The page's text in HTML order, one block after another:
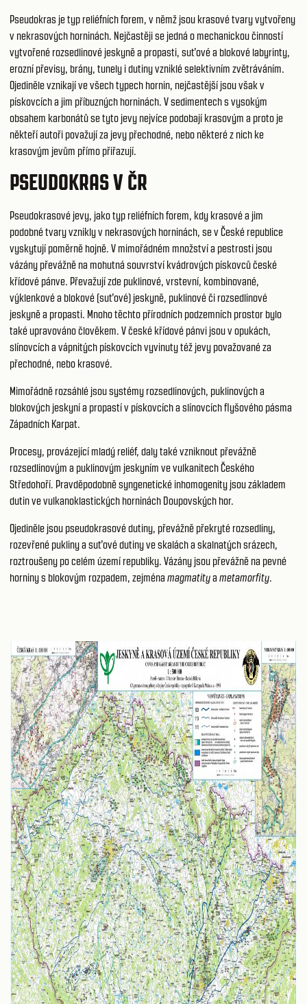
Pseudokras je typ reliéfních forem, v němž jsou krasové tvary vytvořeny
v nekrasových horninách. Nejčastěji se jedná o mechanickou činností
vytvořené rozsedlinové jeskyně a propasti, suťové a blokové labyrinty,
erozní převisy, brány, tunely i dutiny vzniklé selektivním zvětráváním.
Ojediněle vznikají ve všech typech hornin, nejčastější jsou však v
pískovcích a jim příbuzných horninách. V sedimentech s vysokým
obsahem karbonátů se tyto jevy nejvíce podobají krasovým a proto je
někteří autoři považují za jevy přechodné, nebo některé z nich ke
krasovým jevům přímo přiřazují.
PSEUDOKRAS V ČR
Pseudokrasové jevy, jako typ reliéfních forem, kdy krasové a jim
podobné tvary vznikly v nekrasových horninách, se v České republice
vyskytují poměrně hojně. V mimořádném množství a pestrosti jsou
vázány převážně na mohutná souvrství kvádrových pískovců české
křídové pánve. Převažují zde puklinové, vrstevní, kombinované,
výklenkové a blokové (suťové) jeskyně, puklinové či rozsedlinové
jeskyně a propasti. Mnoho těchto přírodních podzemních prostor bylo
také upravováno člověkem. V české křídové pánvi jsou v opukách,
slínovcích a vápnitých pískovcích vyvinuty též jevy považované za
přechodné, nebo krasové.
Mimořádně rozsáhlé jsou systémy rozsedlinových, puklinových a
blokových jeskyní a propastí v pískovcích a slínovcích flyšového pásma
Západních Karpat.
Procesy, provázející mladý reliéf, daly také vzniknout převážně
rozsedlinovým a puklinovým jeskyním ve vulkanitech Českého
Středohoří. Pravděpodobně syngenetické inhomogenity jsou základem
dutin ve vulkanoklastických horninách Doupovských hor.
Ojediněle jsou pseudokrasové dutiny, převážně překryté rozsedliny,
rozevřené pukliny a suťové dutiny ve skalách a skalnatých srázech,
roztroušeny po celém území republiky. Vázány jsou převážně na pevné
horniny s blokovým rozpadem, zejména magmatitya metamorfity.